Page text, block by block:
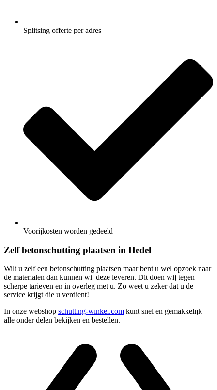
Splitsing offerte per adres
Voorijkosten worden gedeeld
Zelf betonschutting plaatsen in Hedel
Wilt u zelf een betonschutting plaatsen maar bent u wel opzoek naar
de materialen dan kunnen wij deze leveren. Dit doen wij tegen
scherpe tarieven en in overleg met u. Zo weet u zeker dat u de
service krijgt die u verdient!
In onze webshop schutting-winkel.com kunt snel en gemakkelijk
alle onder delen bekijken en bestellen.